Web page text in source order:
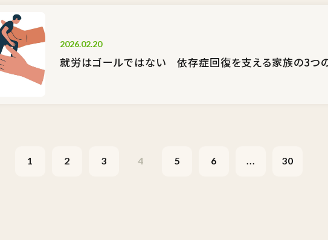
2026.02.20
就労はゴールではない 依存症回復を支える家族の3つ
1 2 3 4 5 6 ... 30